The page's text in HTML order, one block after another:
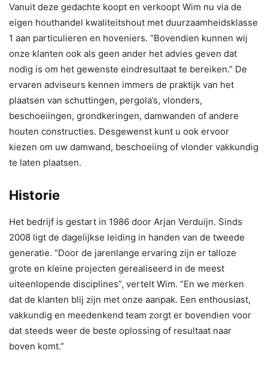
Vanuit deze gedachte koopt en verkoopt Wim nu via de
eigen houthandel kwaliteitshout met duurzaamheidsklasse
1 aan particulieren en hoveniers. “Bovendien kunnen wij
onze klanten ook als geen ander het advies geven dat
nodig is om het gewenste eindresultaat te bereiken.” De
ervaren adviseurs kennen immers de praktijk van het
plaatsen van schuttingen, pergola’s, vlonders,
beschoeiingen, grondkeringen, damwanden of andere
houten constructies. Desgewenst kunt u ook ervoor
kiezen om uw damwand, beschoeiing of vlonder vakkundig
te laten plaatsen.
Historie
Het bedrijf is gestart in 1986 door Arjan Verduijn. Sinds
2008 ligt de dagelijkse leiding in handen van de tweede
generatie. “Door de jarenlange ervaring zijn er talloze
grote en kleine projecten gerealiseerd in de meest
uiteenlopende disciplines”, vertelt Wim. “En we merken
dat de klanten blij zijn met onze aanpak. Een enthousiast,
vakkundig en meedenkend team zorgt er bovendien voor
dat steeds weer de beste oplossing of resultaat naar
boven komt.”